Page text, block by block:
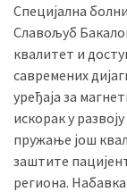
ГРАДОВИ
(810)
Пландиште
(139)
Uncategorized
Специјална
Славољуб
квалитет и
савремених
уређаја за
искорак у
пружање још
заштите
региона. Набавка